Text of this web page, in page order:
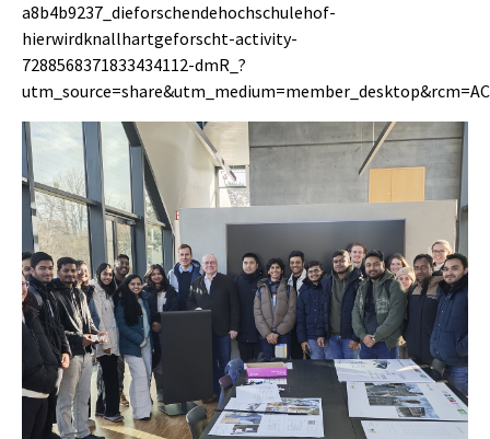
a8b4b9237_dieforschendehochschulehof-
hierwirdknallhartgeforscht-activity-
7288568371833434112-dmR_?